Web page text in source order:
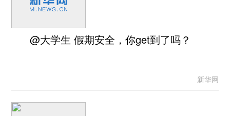
@大学生 假期安全，你get到了吗？
新华网